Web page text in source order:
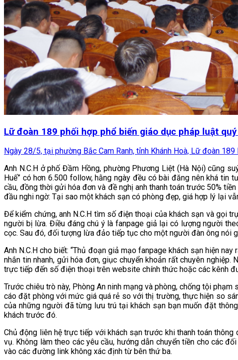
Lữ đoàn 189 phối hợp phổ biến giáo dục pháp luật
Ngày 28/5, tại phường Bắc Cam Ranh, tỉnh Khánh Hoà, Lữ đoàn
Anh N.C.H ở phố Đầm Hồng, phường Phương Liệt (Hà Nội) cũng
Huế” có hơn 6.500 follow, hằng ngày đều có bài đăng nên khá
cầu, đồng thời gửi hóa đơn và đề nghị anh thanh toán trước 50%
đầu nghi ngờ: Tại sao một khách sạn có phòng đẹp, giá hợp lý lại
Để kiểm chứng, anh N.C.H tìm số điện thoại của khách sạn và gọi
người bị lừa. Điều đáng chú ý là fanpage giả lại có lượng người
cọc. Sau đó, đối tượng lừa đảo tiếp tục cho một người đàn ông nói
Anh N.C.H cho biết: “Thủ đoạn giả mạo fanpage khách sạn hiện
nhắn tin nhanh, gửi hóa đơn, giục chuyển khoản rất chuyên nghiệp.
trực tiếp đến số điện thoại trên website chính thức hoặc các kênh
Trước chiêu trò này, Phòng An ninh mạng và phòng, chống tội
cáo đặt phòng với mức giá quá rẻ so với thị trường, thực hiện so
của những người đã từng lưu trú tại khách sạn bạn muốn đặt
khách trước đó.
Chủ động liên hệ trực tiếp với khách sạn trước khi thanh toán
vụ. Không làm theo các yêu cầu, hướng dẫn chuyển tiền cho các
vào các đường link không xác định từ bên thứ ba.